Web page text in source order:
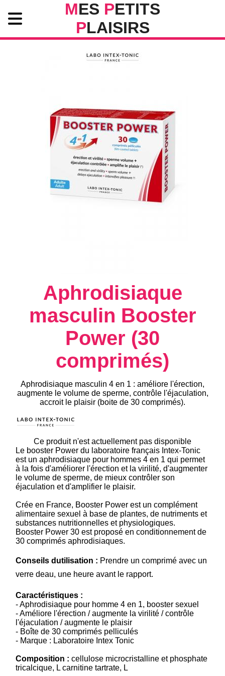
MES PETITS
PLAISIRS
Aphrodisiaque
masculin Booster
Power (30
comprimés)
Aphrodisiaque masculin 4 en 1 : améliore l'érection,
augmente le volume de sperme, contrôle l'éjaculation,
accroit le plaisir (boite de 30 comprimés).
Ce produit n'est actuellement pas disponible
Le booster Power du laboratoire français Intex-Tonic
est un aphrodisiaque pour hommes 4 en 1 qui permet
à la fois d'améliorer l'érection et la virilité, d'augmenter
le volume de sperme, de mieux contrôler son
éjaculation et d'amplifier le plaisir.
Crée en France, Booster Power est un complément
alimentaire sexuel à base de plantes, de nutriments et
substances nutritionnelles et physiologiques.
Booster Power 30 est proposé en conditionnement de
30 comprimés aphrodisiaques.
Conseils dutilisation : Prendre un comprimé avec un
verre deau, une heure avant le rapport.
Caractéristiques :
- Aphrodisiaque pour homme 4 en 1, booster sexuel
- Améliore l'érection / augmente la virilité / contrôle
l'éjaculation / augmente le plaisir
- Boîte de 30 comprimés pelliculés
- Marque : Laboratoire Intex Tonic
Composition : cellulose microcristalline et phosphate
tricalcique, L carnitine tartrate, L